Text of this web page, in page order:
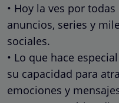
• Hoy la ves por
anuncios, series y
sociales.
• Lo que hace
su capacidad para
emociones y